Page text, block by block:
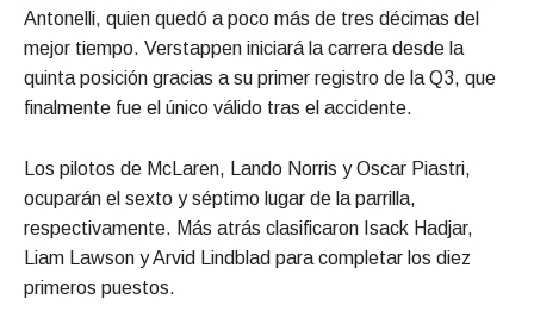
Antonelli, quien quedó a poco más de tres décimas del
mejor tiempo. Verstappen iniciará la carrera desde la
quinta posición gracias a su primer registro de la Q3, que
finalmente fue el único válido tras el accidente.
Los pilotos de McLaren, Lando Norris y Oscar Piastri,
ocuparán el sexto y séptimo lugar de la parrilla,
respectivamente. Más atrás clasificaron Isack Hadjar,
Liam Lawson y Arvid Lindblad para completar los diez
primeros puestos.